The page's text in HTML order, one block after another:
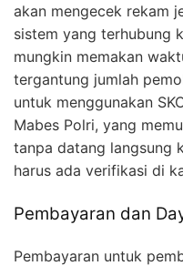
akan mengecek rekam
sistem yang terhubung
mungkin memakan
tergantung jumlah
untuk menggunakan
Mabes Polri, yang
tanpa datang langsung
harus ada verifikasi di
Pembayaran dan
Pembayaran untuk